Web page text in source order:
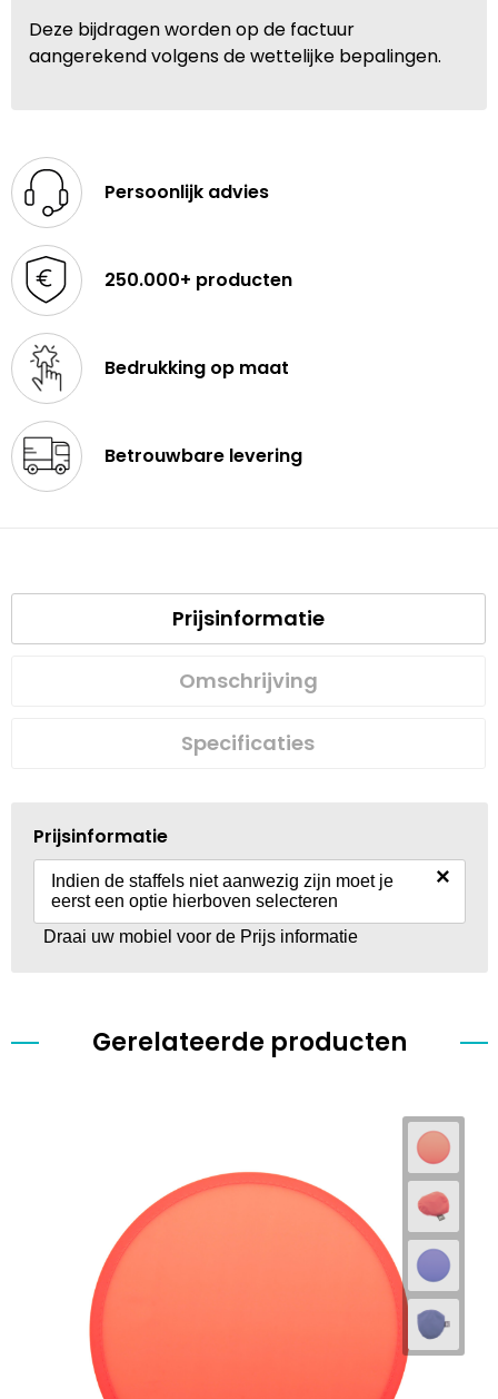
Deze bijdragen worden op de factuur
aangerekend volgens de wettelijke bepalingen.
Persoonlijk advies
250.000+ producten
Bedrukking op maat
Betrouwbare levering
Prijsinformatie
Omschrijving
Specificaties
Prijsinformatie
Indien de staffels niet aanwezig zijn moet je
eerst een optie hierboven selecteren
×
Draai uw mobiel voor de Prijs informatie
Gerelateerde producten